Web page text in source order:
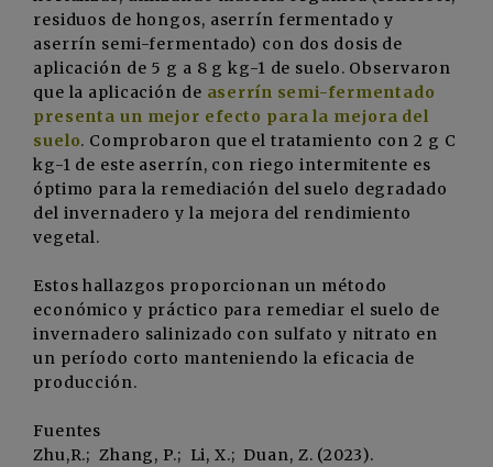
residuos de hongos, aserrín fermentado y
aserrín semi-fermentado) con dos dosis de
aplicación de 5 g a 8 g kg-1 de suelo. Observaron
que la aplicación de aserrín semi-fermentado
presenta un mejor efecto para la mejora del
suelo. Comprobaron que el tratamiento con 2 g C
kg-1 de este aserrín, con riego intermitente es
óptimo para la remediación del suelo degradado
del invernadero y la mejora del rendimiento
vegetal.
Estos hallazgos proporcionan un método
económico y práctico para remediar el suelo de
invernadero salinizado con sulfato y nitrato en
un período corto manteniendo la eficacia de
producción.
Fuentes
Zhu,R.; Zhang, P.; Li, X.; Duan, Z. (2023).